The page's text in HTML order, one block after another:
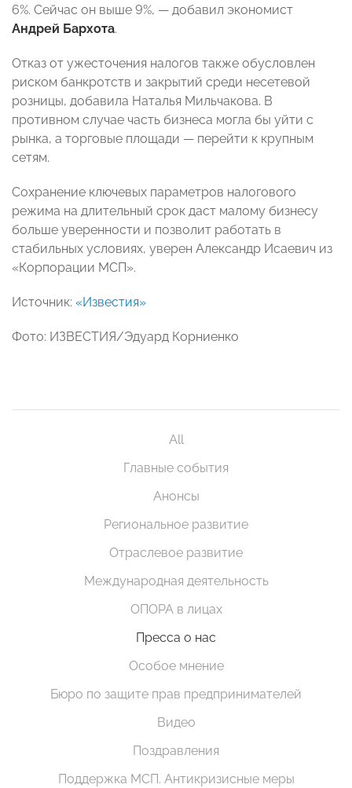
6%. Сейчас он выше 9%, — добавил экономист
Андрей Бархота.
Отказ от ужесточения налогов также обусловлен
риском банкротств и закрытий среди несетевой
розницы, добавила Наталья Мильчакова. В
противном случае часть бизнеса могла бы уйти с
рынка, а торговые площади — перейти к крупным
сетям.
Сохранение ключевых параметров налогового
режима на длительный срок даст малому бизнесу
больше уверенности и позволит работать в
стабильных условиях, уверен Александр Исаевич из
«Корпорации МСП».
Источник: «Известия»
Фото: ИЗВЕСТИЯ/Эдуард Корниенко
All
Главные события
Анонсы
Региональное развитие
Отраслевое развитие
Международная деятельность
ОПОРА в лицах
Пресса о нас
Особое мнение
Бюро по защите прав предпринимателей
Видео
Поздравления
Поддержка МСП. Антикризисные меры